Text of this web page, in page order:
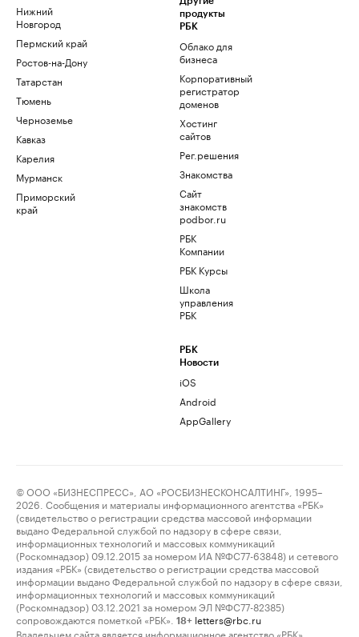
Нижний
Новгород
Пермский край
Ростов-на-Дону
Татарстан
Тюмень
Черноземье
Кавказ
Карелия
Мурманск
Приморский
край
продукты
РБК
Облако для
бизнеса
Корпоративный
регистратор
доменов
Хостинг
сайтов
Рег.решения
Знакомства
Сайт
знакомств
podbor.ru
РБК
Компании
РБК Курсы
Школа
управления
РБК
РБК
Новости
iOS
Android
AppGallery
© ООО «БИЗНЕСПРЕСС», АО «РОСБИЗНЕСКОНСАЛТИНГ», 1995–
2026. Сообщения и материалы информационного агентства «РБК»
(свидетельство о регистрации средства массовой информации
выдано Федеральной службой по надзору в сфере связи,
информационных технологий и массовых коммуникаций
(Роскомнадзор) 09.12.2015 за номером ИА №ФС77-63848) и сетевого
издания «РБК» (свидетельство о регистрации средства массовой
информации выдано Федеральной службой по надзору в сфере связи,
информационных технологий и массовых коммуникаций
(Роскомнадзор) 03.12.2021 за номером ЭЛ №ФС77-82385)
сопровождаются пометкой «РБК».
18+ letters@rbc.ru
Владельцем сайта является информационное агентство «РБК».